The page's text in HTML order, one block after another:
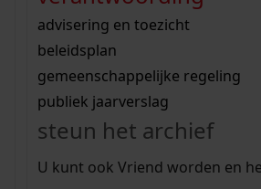
bouwvergunningen
omgevingsvergunningen
vergunningen
beeld en geluid
uitleg nodig?
Wij helpen u op weg met een
bekijk alle zoektips
Wij helpen u op weg met een
bekijk alle zoektips
bekijk ons geschiedenislokaal
advisering en toezicht
beleidsplan
gemeenschappelijke regeling
publiek jaarverslag
steun het archief
U kunt ook Vriend worden en
zoektips
Mijn Studiezaal (inloggen)